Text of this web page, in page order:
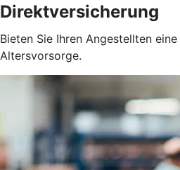
Direktversicherung
Bieten Sie Ihren Angestellten
Altersvorsorge.